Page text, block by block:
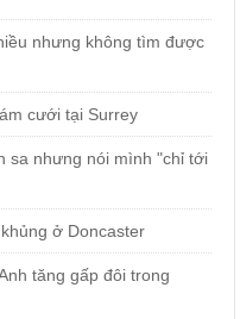
nhưng không tìm được
cưới tại Surrey
sa nhưng nói mình "chỉ tới
ở Doncaster
tăng gấp đôi trong